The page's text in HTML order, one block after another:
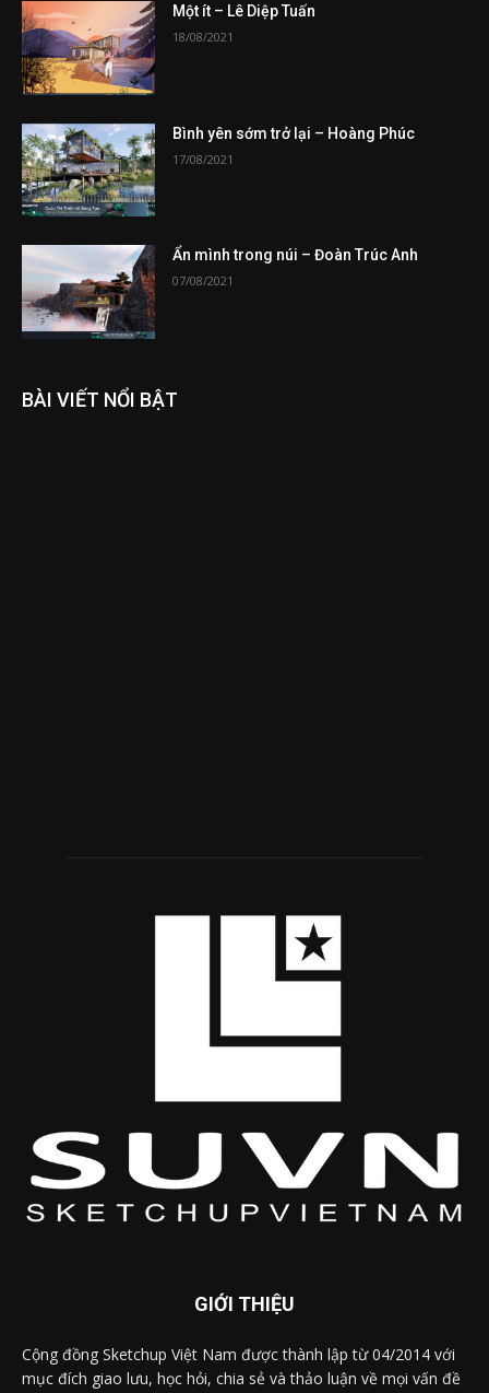
Một ít – Lê Diệp Tuấn
18/08/2021
Bình yên sớm trở lại – Hoàng Phúc
17/08/2021
Ẩn mình trong núi – Đoàn Trúc Anh
07/08/2021
BÀI VIẾT NỔI BẬT
GIỚI THIỆU
Cộng đồng Sketchup Việt Nam được thành lập từ 04/2014 với
mục đích giao lưu, học hỏi, chia sẻ và thảo luận về mọi vấn đề